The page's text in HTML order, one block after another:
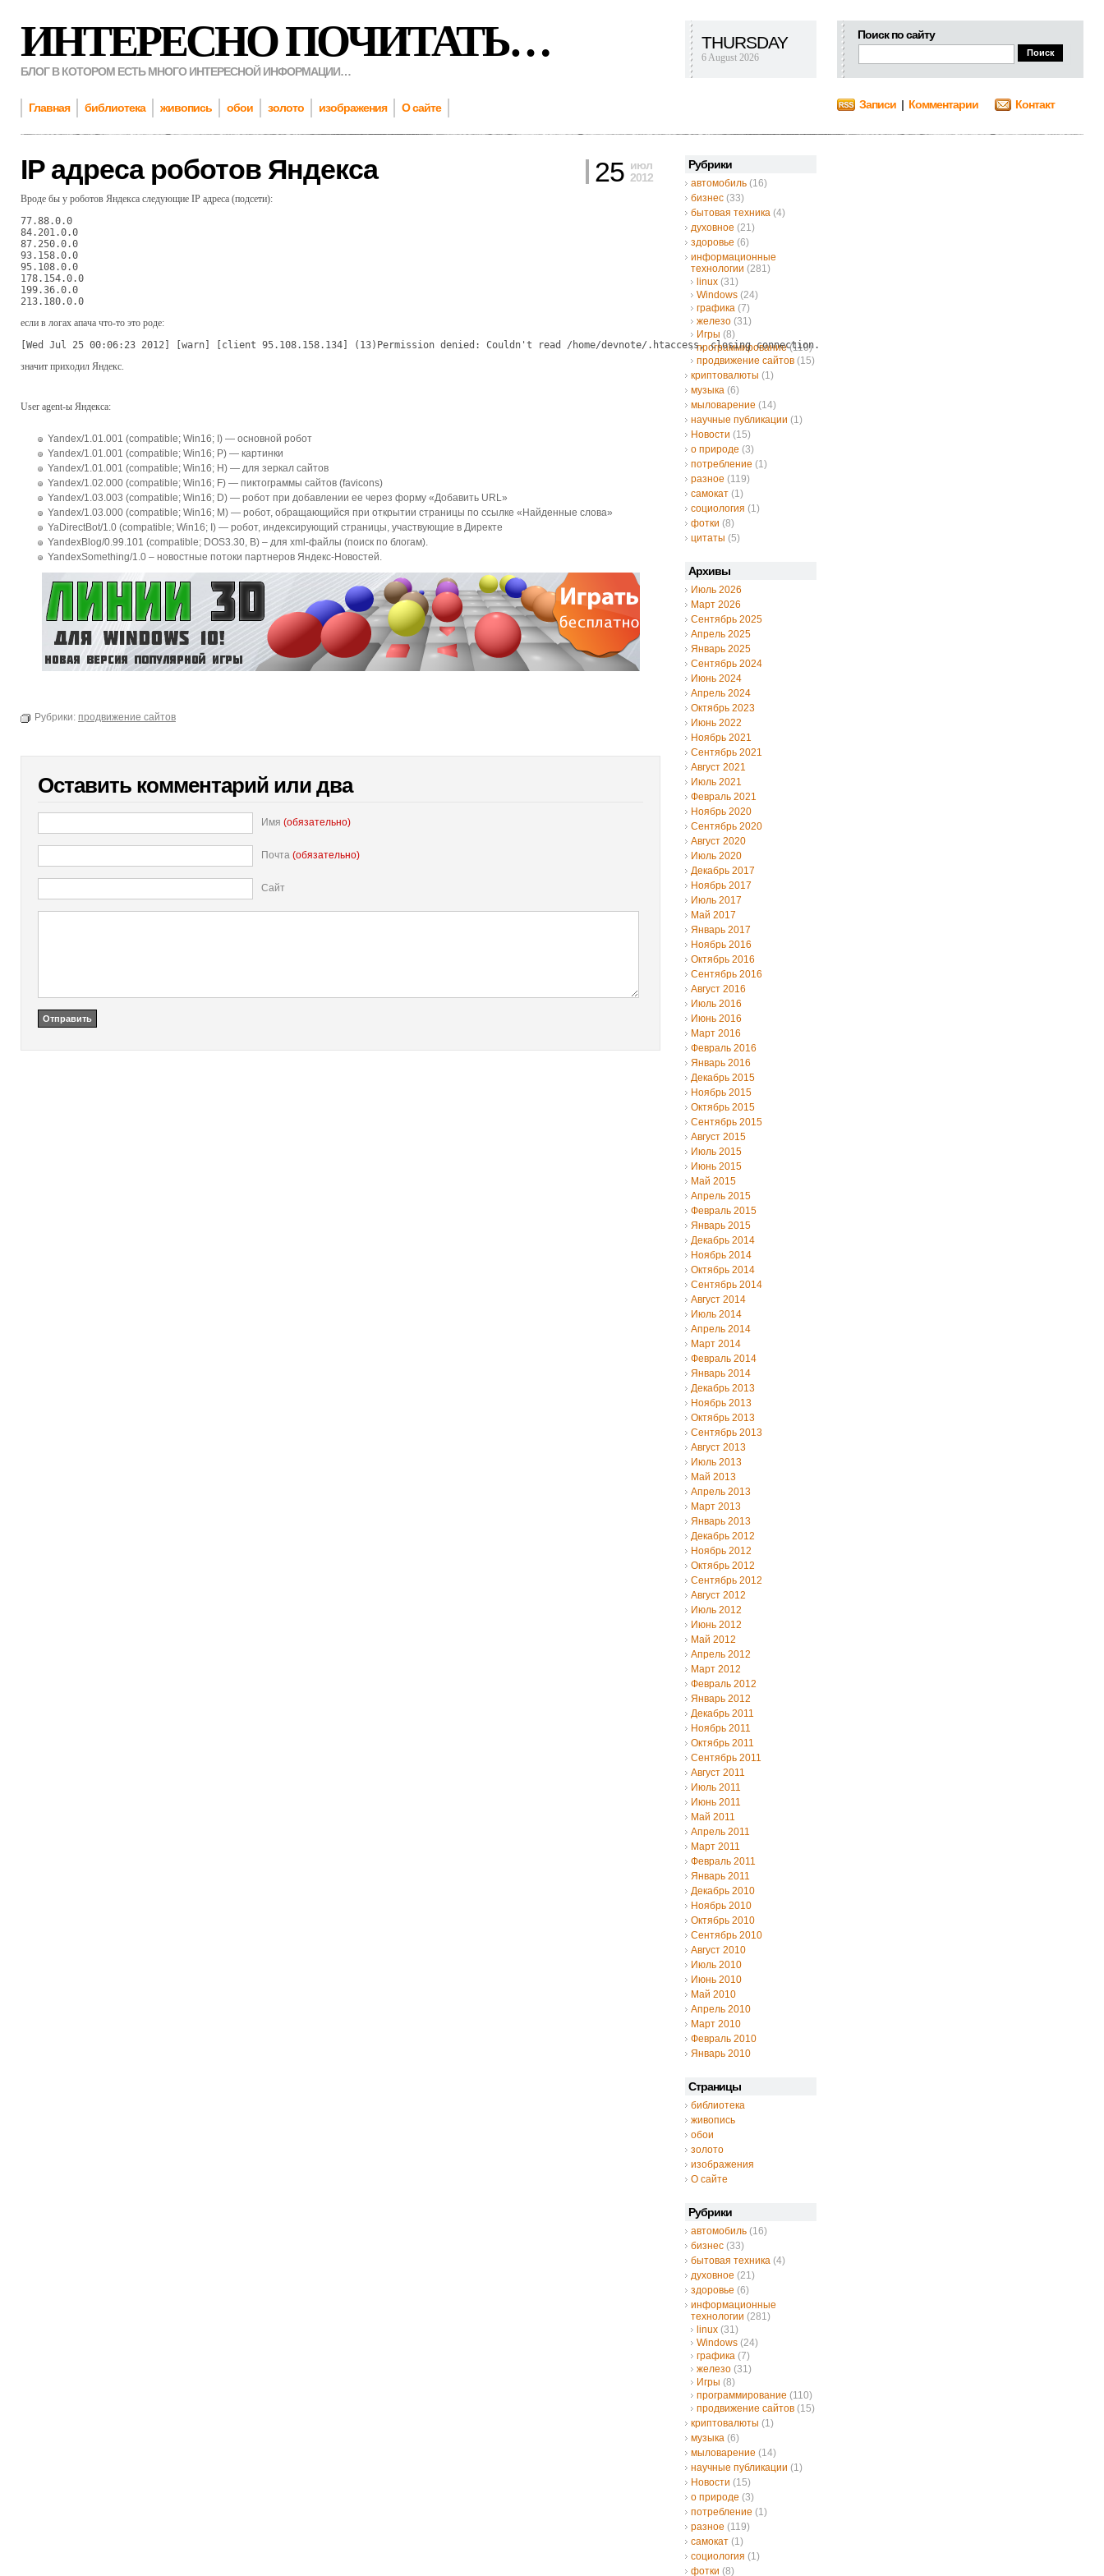
ИНТЕРЕСНО ПОЧИТАТЬ…
БЛОГ В КОТОРОМ ЕСТЬ МНОГО ИНТЕРЕСНОЙ ИНФОРМАЦИИ…
Поиск по сайту
THURSDAY
6 August 2026
Главная библиотека живопись обои золото изображения О сайте Записи | Комментарии Контакт
Рубрики
автомобиль (16)
бизнес (33)
бытовая техника (4)
духовное (21)
здоровье (6)
информационные
технологии (281)
linux (31)
Windows (24)
графика (7)
железо (31)
Игры (8)
программирование(110)
продвижение сайтов (15)
криптовалюты (1)
музыка (6)
мыловарение (14)
научные публикации (1)
Новости (15)
о природе (3)
потребление (1)
разное (119)
самокат (1)
социология (1)
фотки (8)
цитаты (5)
Архивы
Июль 2026
Март 2026
Сентябрь 2025
Апрель 2025
Январь 2025
Сентябрь 2024
Июнь 2024
Апрель 2024
Октябрь 2023
Июнь 2022
Ноябрь 2021
Сентябрь 2021
Август 2021
Июль 2021
Февраль 2021
Ноябрь 2020
Сентябрь 2020
Август 2020
Июль 2020
Декабрь 2017
Ноябрь 2017
Июль 2017
Май 2017
Январь 2017
Ноябрь 2016
Октябрь 2016
Сентябрь 2016
Август 2016
Июль 2016
Июнь 2016
Март 2016
Февраль 2016
Январь 2016
Декабрь 2015
Ноябрь 2015
Октябрь 2015
Сентябрь 2015
Август 2015
Июль 2015
Июнь 2015
Май 2015
Апрель 2015
Февраль 2015
Январь 2015
Декабрь 2014
Ноябрь 2014
Октябрь 2014
Сентябрь 2014
Август 2014
Июль 2014
Апрель 2014
Март 2014
Февраль 2014
Январь 2014
Декабрь 2013
Ноябрь 2013
Октябрь 2013
Сентябрь 2013
Август 2013
Июль 2013
Май 2013
Апрель 2013
Март 2013
Январь 2013
Декабрь 2012
Ноябрь 2012
Октябрь 2012
Сентябрь 2012
Август 2012
Июль 2012
Июнь 2012
Май 2012
Апрель 2012
Март 2012
Февраль 2012
Январь 2012
Декабрь 2011
Ноябрь 2011
Октябрь 2011
Сентябрь 2011
Август 2011
Июль 2011
Июнь 2011
Май 2011
Апрель 2011
Март 2011
Февраль 2011
Январь 2011
Декабрь 2010
Ноябрь 2010
Октябрь 2010
Сентябрь 2010
Август 2010
Июль 2010
Июнь 2010
Май 2010
Апрель 2010
Март 2010
Февраль 2010
Январь 2010
Страницы
библиотека
живопись
обои
золото
изображения
О сайте
Рубрики
автомобиль (16)
бизнес (33)
бытовая техника (4)
духовное (21)
здоровье (6)
информационные
технологии (281)
linux (31)
Windows (24)
графика (7)
железо (31)
Игры (8)
программирование (110)
продвижение сайтов (15)
криптовалюты (1)
музыка (6)
мыловарение (14)
научные публикации (1)
Новости (15)
о природе (3)
потребление (1)
разное (119)
самокат (1)
социология (1)
фотки (8)
IP адреса роботов Яндекса 25 июл
2012
Вроде бы у роботов Яндекса следующие IP адреса (подсети):
77.88.0.0
84.201.0.0
87.250.0.0
93.158.0.0
95.108.0.0
178.154.0.0
199.36.0.0
213.180.0.0
если в логах апача что-то это роде:
[Wed Jul 25 00:06:23 2012] [warn] [client 95.108.158.134] (13)Permission denied: Couldn't read /home/devnote/.htaccess, closing connection.
значит приходил Яндекс.
User agent-ы Яндекса:
Yandex/1.01.001 (compatible; Win16; I) — основной робот
Yandex/1.01.001 (compatible; Win16; P) — картинки
Yandex/1.01.001 (compatible; Win16; H) — для зеркал сайтов
Yandex/1.02.000 (compatible; Win16; F) — пиктограммы сайтов (favicons)
Yandex/1.03.003 (compatible; Win16; D) — робот при добавлении ее через форму «Добавить URL»
Yandex/1.03.000 (compatible; Win16; M) — робот, обращающийся при открытии страницы по ссылке «Найденные слова»
YaDirectBot/1.0 (compatible; Win16; I) — робот, индексирующий страницы, участвующие в Директе
YandexBlog/0.99.101 (compatible; DOS3.30, B) – для xml-файлы (поиск по блогам).
YandexSomething/1.0 – новостные потоки партнеров Яндекс-Новостей.
Рубрики: продвижение сайтов
Оставить комментарий или два
Имя (обязательно)
Почта (обязательно)
Сайт